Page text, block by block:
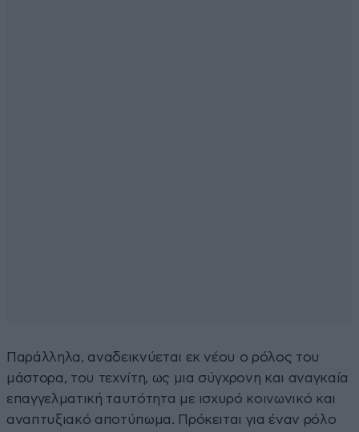
​Παράλληλα, αναδεικνύεται εκ νέου ο ρόλος του
μάστορα, του τεχνίτη, ως μια σύγχρονη και αναγκαία
επαγγελματική ταυτότητα με ισχυρό κοινωνικό και
αναπτυξιακό αποτύπωμα. Πρόκειται για έναν ρόλο